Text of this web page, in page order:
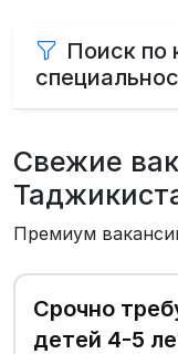
Поиск по
Свежие
Премиум
Срочно
детей 4-5